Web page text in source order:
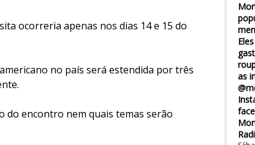
as
ocorreria apenas nos dias 14 e 15 do
no país será estendida por três
do encontro nem quais temas serão